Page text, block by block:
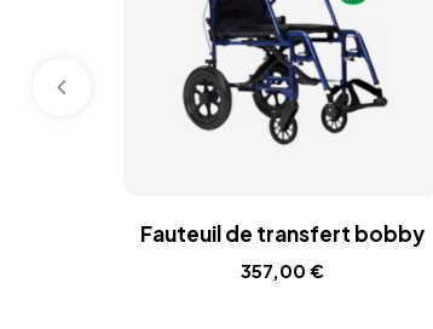
Fauteuil de transfert bobby
357,00 €